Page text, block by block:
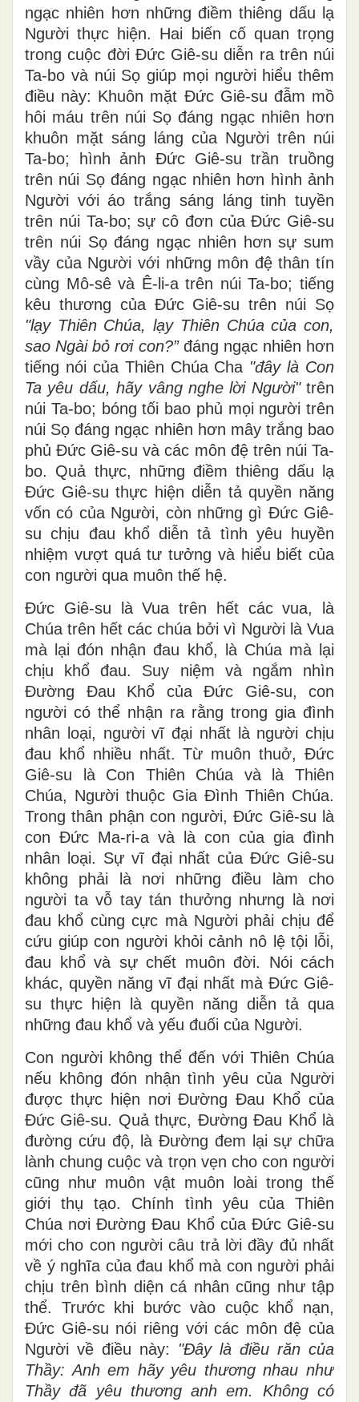
ngạc nhiên hơn những điềm thiêng dấu lạ
Người thực hiện. Hai biến cố quan trọng
trong cuộc đời Đức Giê-su diễn ra trên núi
Ta-bo và núi Sọ giúp mọi người hiểu thêm
điều này: Khuôn mặt Đức Giê-su đẫm mồ
hôi máu trên núi Sọ đáng ngạc nhiên hơn
khuôn mặt sáng láng của Người trên núi
Ta-bo; hình ảnh Đức Giê-su trần truồng
trên núi Sọ đáng ngạc nhiên hơn hình ảnh
Người với áo trắng sáng láng tinh tuyền
trên núi Ta-bo; sự cô đơn của Đức Giê-su
trên núi Sọ đáng ngạc nhiên hơn sự sum
vầy của Người với những môn đệ thân tín
cùng Mô-sê và Ê-li-a trên núi Ta-bo; tiếng
kêu thương của Đức Giê-su trên núi Sọ
"lạy Thiên Chúa, lạy Thiên Chúa của con,
sao Ngài bỏ rơi con?”đáng ngạc nhiên hơn
tiếng nói của Thiên Chúa Cha "đây là Con
Ta yêu dấu, hãy vâng nghe lời Người"trên
núi Ta-bo; bóng tối bao phủ mọi người trên
núi Sọ đáng ngạc nhiên hơn mây trắng bao
phủ Đức Giê-su và các môn đệ trên núi Ta-
bo. Quả thực, những điềm thiêng dấu lạ
Đức Giê-su thực hiện diễn tả quyền năng
vốn có của Người, còn những gì Đức Giê-
su chịu đau khổ diễn tả tình yêu huyền
nhiệm vượt quá tư tưởng và hiểu biết của
con người qua muôn thế hệ.
Đức Giê-su là Vua trên hết các vua, là
Chúa trên hết các chúa bởi vì Người là Vua
mà lại đón nhận đau khổ, là Chúa mà lại
chịu khổ đau. Suy niệm và ngắm nhìn
Đường Đau Khổ của Đức Giê-su, con
người có thể nhận ra rằng trong gia đình
nhân loại, người vĩ đại nhất là người chịu
đau khổ nhiều nhất. Từ muôn thuở, Đức
Giê-su là Con Thiên Chúa và là Thiên
Chúa, Người thuộc Gia Đình Thiên Chúa.
Trong thân phận con người, Đức Giê-su là
con Đức Ma-ri-a và là con của gia đình
nhân loại. Sự vĩ đại nhất của Đức Giê-su
không phải là nơi những điều làm cho
người ta vỗ tay tán thưởng nhưng là nơi
đau khổ cùng cực mà Người phải chịu để
cứu giúp con người khỏi cảnh nô lệ tội lỗi,
đau khổ và sự chết muôn đời. Nói cách
khác, quyền năng vĩ đại nhất mà Đức Giê-
su thực hiện là quyền năng diễn tả qua
những đau khổ và yếu đuối của Người.
Con người không thể đến với Thiên Chúa
nếu không đón nhận tình yêu của Người
được thực hiện nơi Đường Đau Khổ của
Đức Giê-su. Quả thực, Đường Đau Khổ là
đường cứu độ, là Đường đem lại sự chữa
lành chung cuộc và trọn vẹn cho con người
cũng như muôn vật muôn loài trong thế
giới thụ tạo. Chính tình yêu của Thiên
Chúa nơi Đường Đau Khổ của Đức Giê-su
mới cho con người câu trả lời đầy đủ nhất
về ý nghĩa của đau khổ mà con người phải
chịu trên bình diện cá nhân cũng như tập
thể. Trước khi bước vào cuộc khổ nạn,
Đức Giê-su nói riêng với các môn đệ của
Người về điều này: "Đây là điều răn của
Thầy: Anh em hãy yêu thương nhau như
Thầy đã yêu thương anh em. Không có